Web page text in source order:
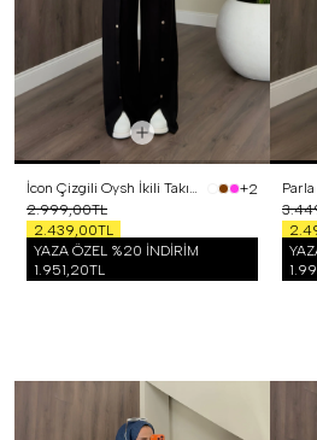
İcon Çizgili Oysh İkili Takım Siyah
+2
2.999,00TL
2.439,00TL
YAZA ÖZEL %20 İNDİRİM
1.951,20TL